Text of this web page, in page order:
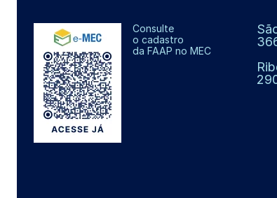
Consulte
o cadastro
da FAAP no MEC